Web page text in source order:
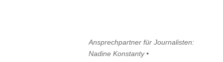
Ansprechpartner für Journalisten:
Nadine Konstanty •